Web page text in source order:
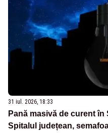
31 iul. 2026, 18:33
Pană masivă de curent
Spitalul județean,